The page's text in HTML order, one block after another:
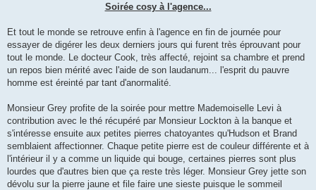
Soirée cosy à l'agence...
Et tout le monde se retrouve enfin à l'agence en fin de journée pour
essayer de digérer les deux derniers jours qui furent très éprouvant pour
tout le monde. Le docteur Cook, très affecté, rejoint sa chambre et prend
un repos bien mérité avec l'aide de son laudanum... l'esprit du pauvre
homme est éreinté par tant d'anormalité.
Monsieur Grey profite de la soirée pour mettre Mademoiselle Levi à
contribution avec le thé récupéré par Monsieur Lockton à la banque et
s'intéresse ensuite aux petites pierres chatoyantes qu'Hudson et Brand
semblaient affectionner. Chaque petite pierre est de couleur différente et à
l'intérieur il y a comme un liquide qui bouge, certaines pierres sont plus
lourdes que d'autres bien que ça reste très léger. Monsieur Grey jette son
dévolu sur la pierre jaune et file faire une sieste puisque le sommeil